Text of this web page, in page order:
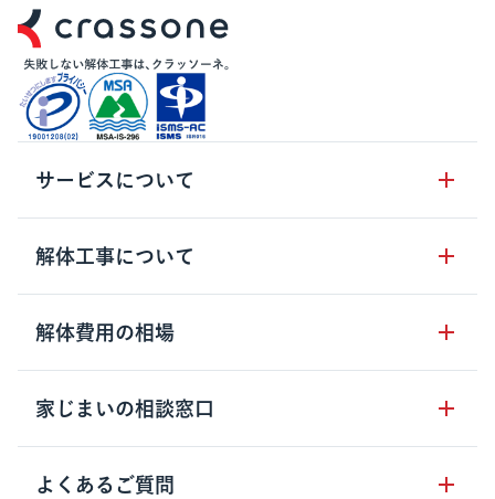
サービスについて
サービスの流れ
サービスのメリット
クラッソーネの自治体連携
解体工事について
解体工事の基礎知識
解体工事に関わる法律
用語集
解体費用の相場
木造住宅の相場
鉄骨造住宅の相場
RC造住宅の相場
家じまいの相談窓口
家じまいの相談窓口
よくあるご質問